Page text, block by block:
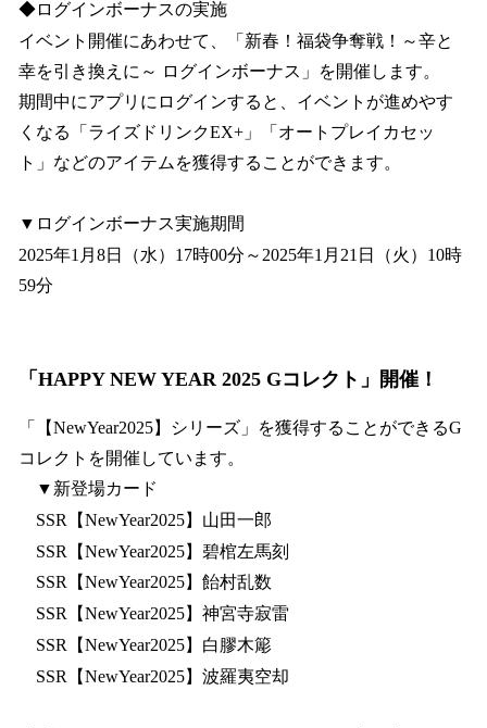
◆ログインボーナスの実施
イベント開催にあわせて、「新春！福袋争奪戦！～辛と
幸を引き換えに～ ログインボーナス」を開催します。
期間中にアプリにログインすると、イベントが進めやす
くなる「ライズドリンクEX+」「オートプレイカセッ
ト」などのアイテムを獲得することができます。
▼ログインボーナス実施期間
2025年1月8日（水）17時00分～2025年1月21日（火）10時
59分
「HAPPY NEW YEAR 2025 Gコレクト」開催！
「【NewYear2025】シリーズ」を獲得することができるG
コレクトを開催しています。
▼新登場カード
SSR【NewYear2025】山田一郎
SSR【NewYear2025】碧棺左馬刻
SSR【NewYear2025】飴村乱数
SSR【NewYear2025】神宮寺寂雷
SSR【NewYear2025】白膠木簓
SSR【NewYear2025】波羅夷空却